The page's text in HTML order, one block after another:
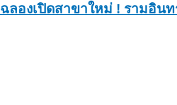
ฉลองเปิดสาขาใหม่ ! รามอินท